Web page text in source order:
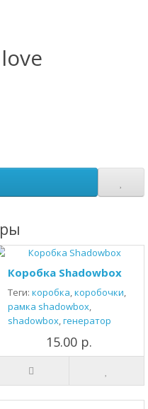
Коробка Shadowbox
Теги: коробка,коробочки,
рамка shadowbox,
shadowbox,генератор
15.00 р.